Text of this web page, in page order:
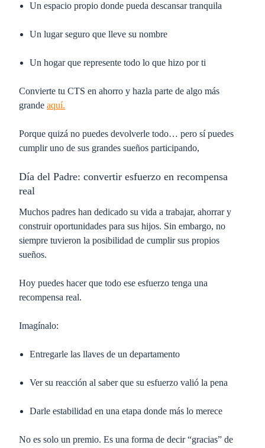
Un espacio propio donde pueda descansar tranquila
Un lugar seguro que lleve su nombre
Un hogar que represente todo lo que hizo por ti
Convierte tu CTS en ahorro y hazla parte de algo más
grande aquí.
Porque quizá no puedes devolverle todo… pero sí puedes
cumplir uno de sus grandes sueños participando,
Día del Padre: convertir esfuerzo en recompensa
real
Muchos padres han dedicado su vida a trabajar, ahorrar y
construir oportunidades para sus hijos. Sin embargo, no
siempre tuvieron la posibilidad de cumplir sus propios
sueños.
Hoy puedes hacer que todo ese esfuerzo tenga una
recompensa real.
Imagínalo:
Entregarle las llaves de un departamento
Ver su reacción al saber que su esfuerzo valió la pena
Darle estabilidad en una etapa donde más lo merece
No es solo un premio. Es una forma de decir “gracias” de